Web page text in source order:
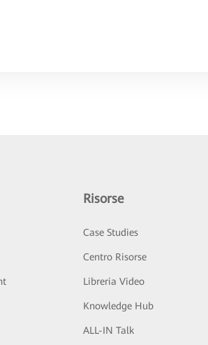
Risorse
Case Studies
Centro Risorse
Libreria Video
Knowledge Hub
ALL-IN Talk